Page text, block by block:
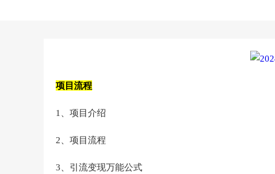
项目流程
1、项目介绍
2、项目流程
3、引流变现万能公式